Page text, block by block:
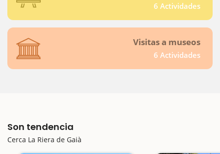
6 Actividades
Visitas a museos
6 Actividades
Son tendencia
Cerca La Riera de Gaià